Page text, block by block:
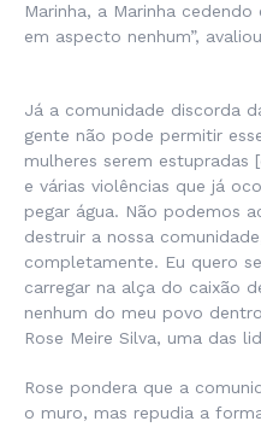
Marinha, a Marinha
em aspecto nenhum”,
Já a comunidade discorda
gente não pode permitir
mulheres serem estupradas
e várias violências que já
pegar água. Não podemos
destruir a nossa
completamente. Eu quero
carregar na alça do caixão
nenhum do meu povo
Rose Meire Silva, uma das
Rose pondera que a
o muro, mas repudia a